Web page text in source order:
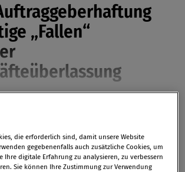
„Fallen“
(LSD-BG) bringt höhere
sich und schreibt einen
zur systematischen Überprüfung
vor. Die Bekämpfung von
Premium
die erforderlich sind, damit unsere Website
gegebenenfalls auch zusätzliche Cookies, um
Ihre digitale Erfahrung zu analysieren, zu verbessern
Sie können Ihre Zustimmung zur Verwendung